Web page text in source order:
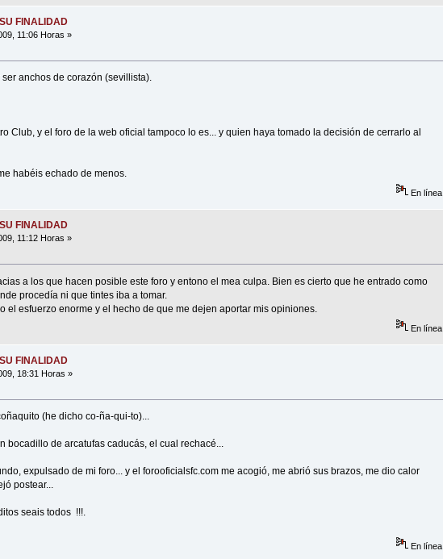
FINALIDAD
11:06 Horas »
anchos de corazón (sevillista).
Club, y el foro de la web oficial tampoco lo es... y quien haya tomado la decisión de cerrarlo al
habéis echado de menos.
En línea
FINALIDAD
11:12 Horas »
a los que hacen posible este foro y entono el mea culpa. Bien es cierto que he entrado como
procedía ni que tintes iba a tomar.
el esfuerzo enorme y el hecho de que me dejen aportar mis opiniones.
En línea
FINALIDAD
18:31 Horas »
(he dicho co-ña-qui-to)...
bocadillo de arcatufas caducás, el cual rechacé...
expulsado de mi foro... y el forooficialsfc.com me acogió, me abrió sus brazos, me dio calor
postear...
seais todos !!!.
En línea